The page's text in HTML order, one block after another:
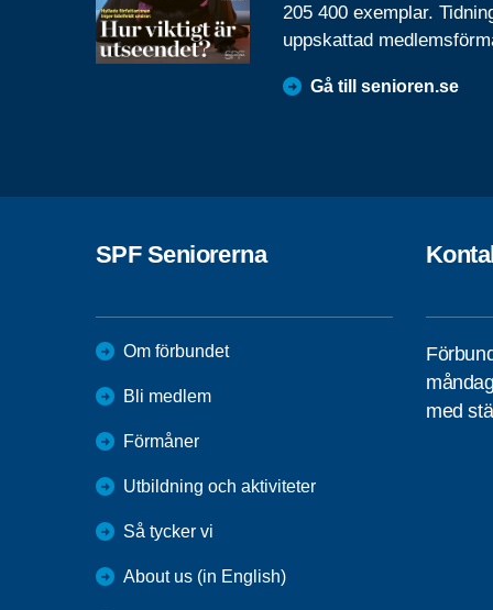
205 400 exemplar.
uppskattad
Gå till senioren.se
SPF Seniorerna
Om förbundet
Bli medlem
Förmåner
Utbildning och aktiviteter
Så tycker vi
About us (in English)
med